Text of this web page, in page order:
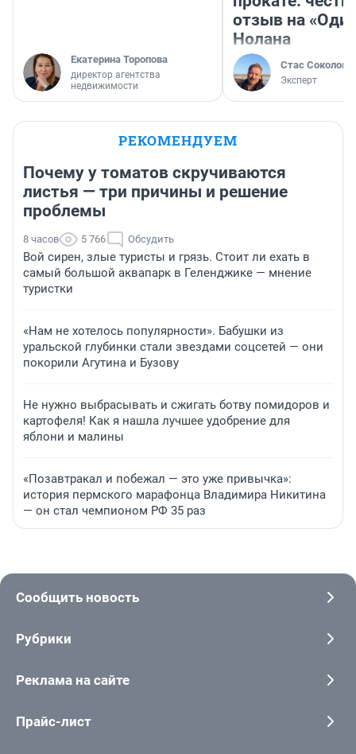
Екатерина Торопова
директор агентства
недвижимости
отзыв на
Нолана
Стас Соколов
Эксперт
РЕКОМЕНДУЕМ
Почему у томатов скручиваются
листья — три причины и решение
проблемы
8 часов 5 766 Обсудить
Вой сирен, злые туристы и грязь. Стоит ли ехать в
самый большой аквапарк в Геленджике — мнение
туристки
«Нам не хотелось популярности». Бабушки из
уральской глубинки стали звездами соцсетей — они
покорили Агутина и Бузову
Не нужно выбрасывать и сжигать ботву помидоров и
картофеля! Как я нашла лучшее удобрение для
яблони и малины
«Позавтракал и побежал — это уже привычка»:
история пермского марафонца Владимира Никитина
— он стал чемпионом РФ 35 раз
Сообщить новость
Рубрики
Реклама на сайте
Прайс-лист